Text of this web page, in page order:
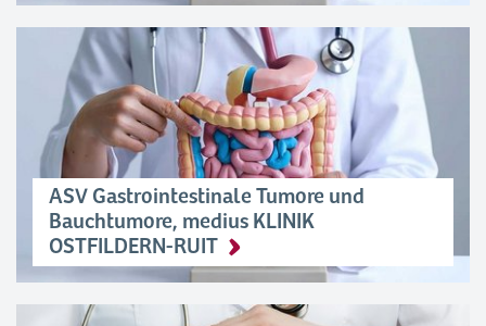
ASV Gastrointestinale Tumore und
Bauchtumore, medius KLINIK
OSTFILDERN-RUIT